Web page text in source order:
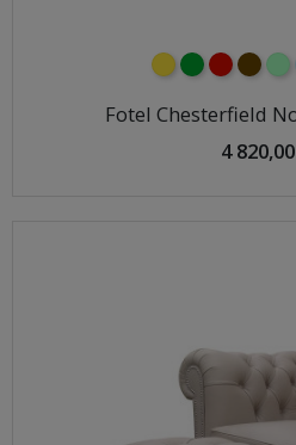
żółtyzielonyczerwony
Fotel Chesterfield
4 820,00